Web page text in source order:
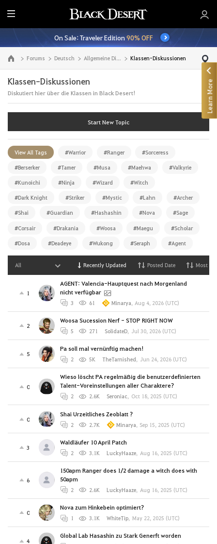
E
n
t
i
r
M
e
n
On Sale: Traveler Edition90% OFF
Go to the main page Forums Deutsch Allgemeine Diskussionen Klassen-Diskussionen
Klassen-Diskussionen
Diskutiert hier über die Klassen in Black Desert!
Start New Topic
View All Tags #Warrior #Ranger #Sorceress
#Berserker #Tamer #Musa #Maehwa #Valkyrie
#Kunoichi #Ninja #Wizard #Witch
#Dark Knight #Striker #Mystic #Lahn #Archer
#Shai #Guardian #Hashashin #Nova #Sage
#Corsair #Drakania #Woosa #Maegu #Scholar
#Dosa #Deadeye #Wukong #Seraph #Agent
Recently Updated Posted Date Most
All
1
AGENT: Valencia-Hauptquest nach Morgenland
nicht verfügbar
3 61 Minarya, Aug 4, 2026 (UTC)
2
Woosa Sucession Nerf - STOP RIGHT NOW
5 271 SolidateD, Jul 30, 2026 (UTC)
5
Pa soll mal vernünftig machen!
2 5K TheTarnished, Jun 24, 2026 (UTC)
0
Wieso löscht PA regelmäßíg die benutzerdefinierten
Talent-Voreinstellungen aller Charaktere?
2 2.6K Seroniac, Oct 18, 2025 (UTC)
0
Shai Urzeitliches Zeoblatt ?
2 2.7K Minarya, Sep 15, 2025 (UTC)
3
Waldläufer 10 April Patch
2 3.1K LuckyHaaze, Aug 16, 2025 (UTC)
6
150apm Ranger does 1/2 damage a witch does with
50apm
2 2.6K LuckyHaaze, Aug 16, 2025 (UTC)
0
Nova zum Hinkebein optimiert?
1 3.1K WhiteTip, May 22, 2025 (UTC)
4
Global Lab Hasashin zu Stark Generft worden
Learn More